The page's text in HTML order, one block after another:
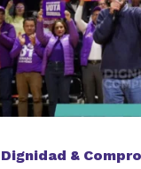
Dignidad &